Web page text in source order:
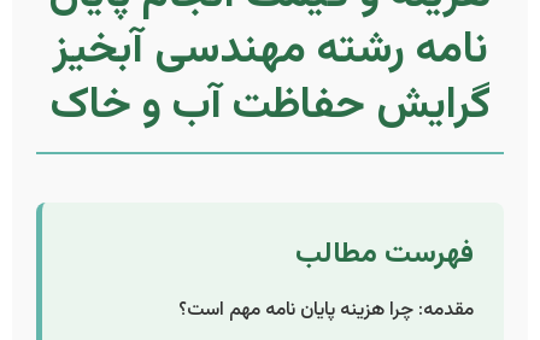
نامه رشته مهندسی آبخیز
گرایش حفاظت آب و خاک
فهرست مطالب
مقدمه: چرا هزینه پایان نامه مهم است؟